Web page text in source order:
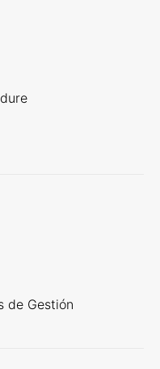
de Gestión